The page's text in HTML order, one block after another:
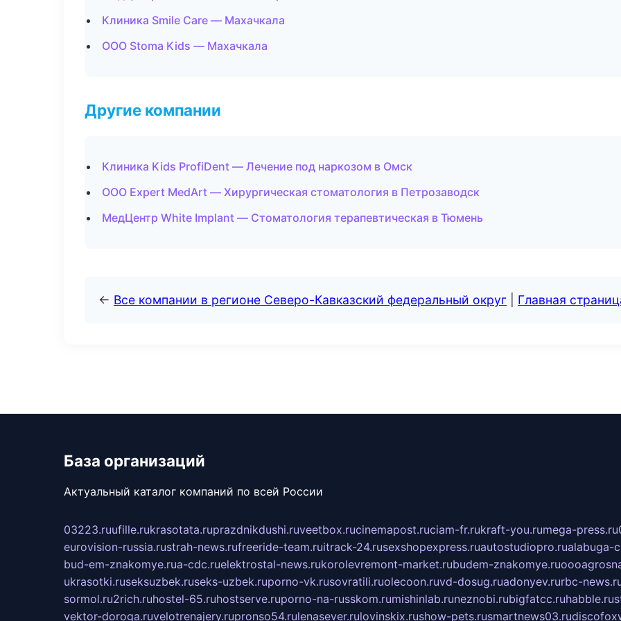
Клиника Smile Care — Махачкала
ООО Stoma Kids — Махачкала
Другие компании
Клиника Kids ProfiDent — Лечение под наркозом в Омск
ООО Expert MedArt — Хирургическая стоматология в Петрозаводск
МедЦентр White Implant — Стоматология терапевтическая в Тюмень
← Все компании в регионе Северо-Кавказский федеральный округ Главная
База организаций
Актуальный каталог компаний по всей России
03223.ruufille.rukrasotata.ruprazdnikdushi.ruveetbox.rucinemapost.ruciam-fr.rukraft-you.rumega-press.ru
eurovision-russia.rustrah-news.rufreeride-team.ruitrack-24.rusexshopexpress.ruautostudiopro.rualabuga-
bud-em-znakomye.rua-cdc.ruelektrostal-news.rukorolevremont-market.rubudem-znakomye.ru
ukrasotki.ruseksuzbek.ruseks-uzbek.ruporno-vk.rusovratili.ruolecoon.ruvd-dosug.ruadonyev.rurbc-
sormol.ru2rich.ruhostel-65.ruhostserve.ruporno-na-russkom.rumishinlab.runeznobi.rubigfatcc.ruhabble.ru
vektor-doroga.ruvelotrenajery.rupronso54.rulenasever.rulovinskix.rushow-pets.rusmartnews03.ru